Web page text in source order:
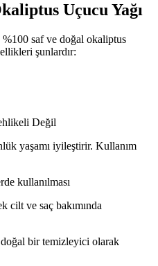
Uçucu Yağı
saf ve doğal okaliptus
şunlardır:
Değil
yaşamı iyileştirir. Kullanım
kullanılması
cilt ve saç bakımında
bir temizleyici olarak